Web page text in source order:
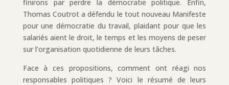
finirons par perdre la démocratie politique. Enfin,
Thomas Coutrot a défendu le tout nouveau Manifeste
pour une démocratie du travail, plaidant pour que les
salariés aient le droit, le temps et les moyens de peser
sur l’organisation quotidienne de leurs tâches.
Face à ces propositions, comment ont réagi nos
responsables politiques ? Voici le résumé de leurs